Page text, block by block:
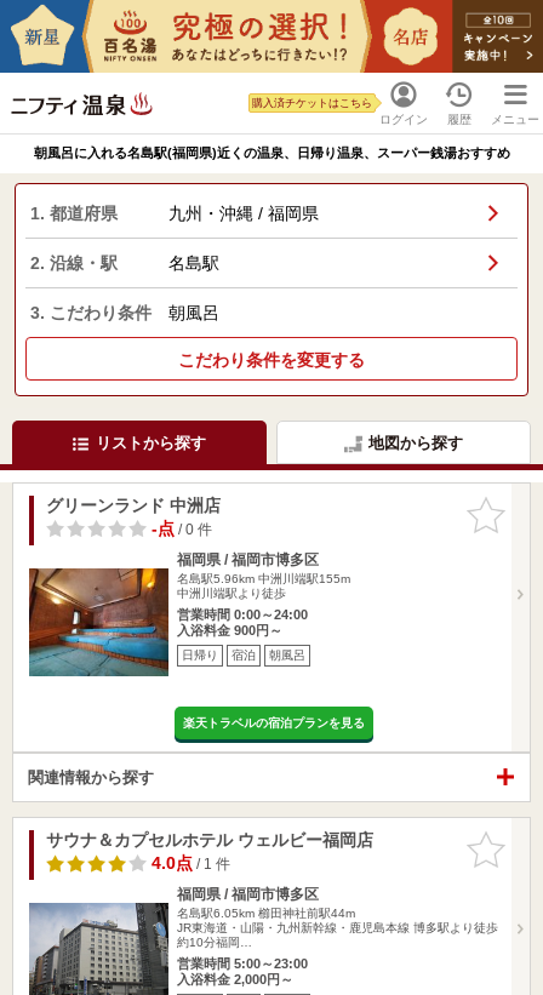
ログイン
購入済チケットはこちら
履歴 メニュー
朝風呂に入れる名島駅(福岡県)近くの温泉、日帰り温泉、スーパー銭湯おすすめ
1. 都道府県 九州・沖縄 / 福岡県
2. 沿線・駅 名島駅
3. こだわり条件 朝風呂
こだわり条件を変更する
リストから探す 地図から探す
お気に入
りに追加
グリーンランド 中洲店
-点/ 0 件
福岡県 / 福岡市博多区
名島駅5.96km 中洲川端駅155m
中洲川端駅より徒歩
営業時間 0:00～24:00
入浴料金 900円～
日帰り 宿泊 朝風呂
楽天トラベルの宿泊プランを見る
関連情報から探す
お気に入
りに追加
サウナ＆カプセルホテル ウェルビー福岡店
4.0点/ 1 件
福岡県 / 福岡市博多区
名島駅6.05km 櫛田神社前駅44m
JR東海道・山陽・九州新幹線・鹿児島本線 博多駅より徒歩
約10分福岡…
営業時間 5:00～23:00
入浴料金 2,000円～